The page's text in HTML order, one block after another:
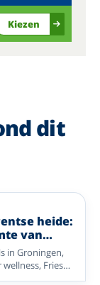
Kiezen
dit
heide:
van
in Groningen,
Friese
erfgoed of